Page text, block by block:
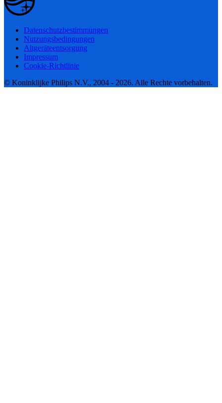
Datenschutzbestimmungen
Nutzungsbedingungen
Altgeräteentsorgung
Impressum
Cookie-Richtlinie
© Koninklijke Philips N.V., 2004 - 2026. Alle Rechte vorbehalten.